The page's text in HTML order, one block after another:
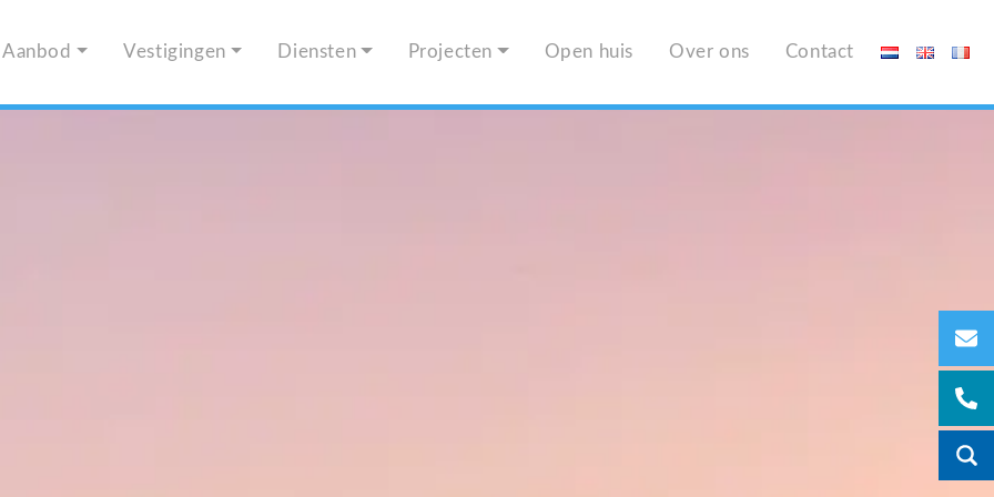
Aanbod Vestigingen Diensten Projecten Open huis Over ons Contact